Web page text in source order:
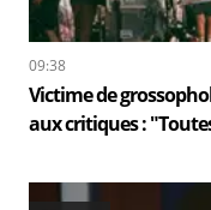
09:38
Victime de
aux critiques :